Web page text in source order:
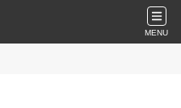
MENU